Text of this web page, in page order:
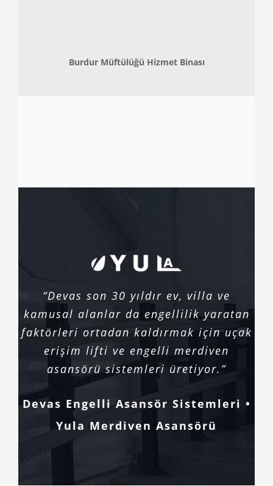
Burdur Müftülüğü Hizmet Binası
“Devas son 30 yıldır ev, villa ve
kamusal alanlar da engellilik yaratan
faktörleri ortadan kaldırmak için uçak
erişim lifti ve engelli merdiven
asansörü sistemleri üretiyor.”
Devas Engelli Asansör Sistemleri •
Yula Merdiven Asansörü